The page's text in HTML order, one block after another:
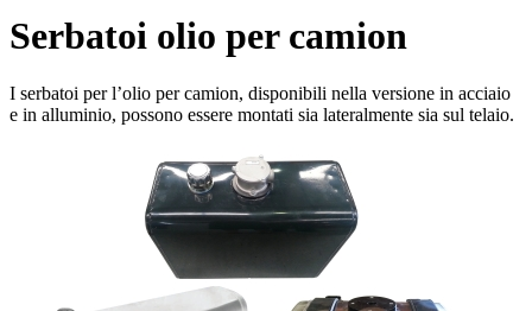
Serbatoi olio per camion
I serbatoi per l’olio per camion, disponibili nella versione in acciaio
e in alluminio, possono essere montati sia lateralmente sia sul telaio.